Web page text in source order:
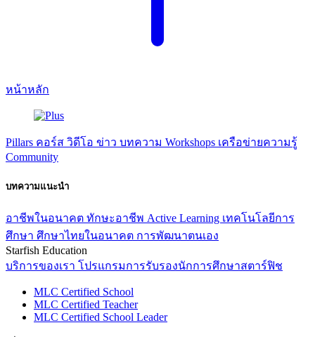
หน้าหลัก
Pillars คอร์ส วิดีโอ ข่าว บทความ Workshops เครือข่ายความรู้
Community
บทความแนะนำ
อาชีพในอนาคต ทักษะอาชีพ Active Learning เทคโนโลยีการ
ศึกษา ศึกษาไทยในอนาคต การพัฒนาตนเอง
Starfish Education
บริการของเรา โปรแกรมการรับรองนักการศึกษาสตาร์ฟิช
MLC Certified School
MLC Certified Teacher
MLC Certified School Leader